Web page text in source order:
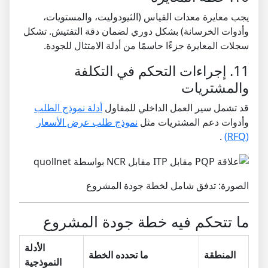
يجب معايرة معدات القياس (الثيودوليت، والمستويات،
وأدوات الخرسانة) بشكل دوري لضمان دقة التفتيش. تشكل
سجلات المعايرة جزءًا حاسمًا من أدلة الامتثال للجودة.
11. إجراءات التحكم في التكلفة
والمشتريات
قد تشمل سير العمل الداخلي للمقاول أدلة نموذج الطلب
وأدوات دعم المشتريات مثل نموذج طلب عرض الأسعار
(RFQ)
.
الصورة: تدفق شامل لخطة جودة المشروع
ما تتحكم فيه خطة جودة المشروع
المنطقة ما تحدده الخطة
الأدلة
النموذجية